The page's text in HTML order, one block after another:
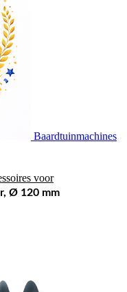
Baardtuinmachines
voor
Ø 120 mm